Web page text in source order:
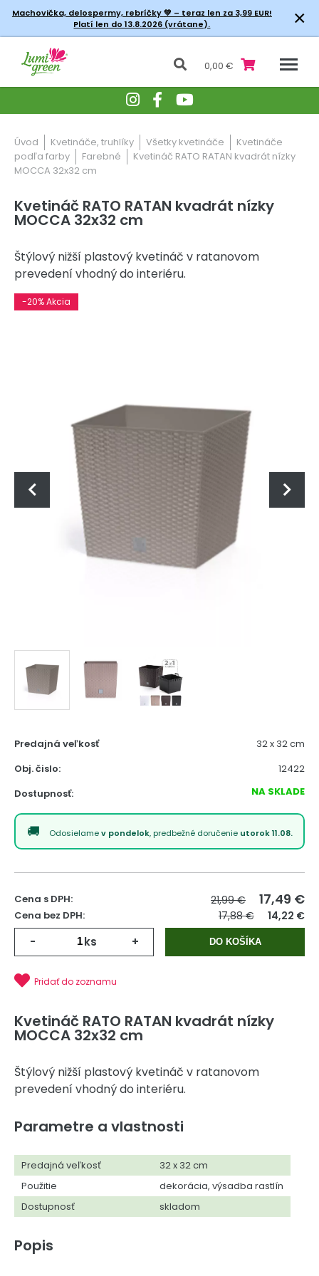
Machovička, delospermy, rebríčky💚 – teraz len za 3,99 EUR!
Platí len do 13.8.2026 (vrátane).
×
0,00 €
Úvod Kvetináče, truhlíky Všetky kvetináče
Kvetináče
podľa farby
Farebné
Kvetináč RATO RATAN kvadrát nízky
MOCCA 32x32 cm
Kvetináč RATO RATAN kvadrát nízky
MOCCA 32x32 cm
Štýlový nižší plastový kvetináč v ratanovom
prevedení vhodný do interiéru.
-20% Akcia
Predajná veľkosť
32 x 32 cm
Obj. čislo:
12422
Dostupnosť:
NA SKLADE
Odosielamev pondelok, predbežné doručenie utorok 11.08.
Cena s DPH: 21,99 € 17,49 €
Cena bez DPH: 17,88 € 14,22 €
- ks + DO KOŠÍKA
Pridať do zoznamu
Kvetináč RATO RATAN kvadrát nízky
MOCCA 32x32 cm
Štýlový nižší plastový kvetináč v ratanovom
prevedení vhodný do interiéru.
Parametre a vlastnosti
Predajná veľkosť
32 x 32 cm
Použitie
dekorácia, výsadba rastlín
Dostupnosť
skladom
Popis